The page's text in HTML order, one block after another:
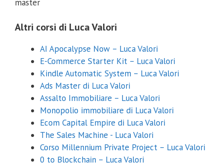
master
Altri corsi di Luca Valori
AI Apocalypse Now – Luca Valori
E-Commerce Starter Kit – Luca Valori
Kindle Automatic System – Luca Valori
Ads Master di Luca Valori
Assalto Immobiliare – Luca Valori
Monopolio immobiliare di Luca Valori
Ecom Capital Empire di Luca Valori
The Sales Machine - Luca Valori
Corso Millennium Private Project – Luca Valori
0 to Blockchain – Luca Valori